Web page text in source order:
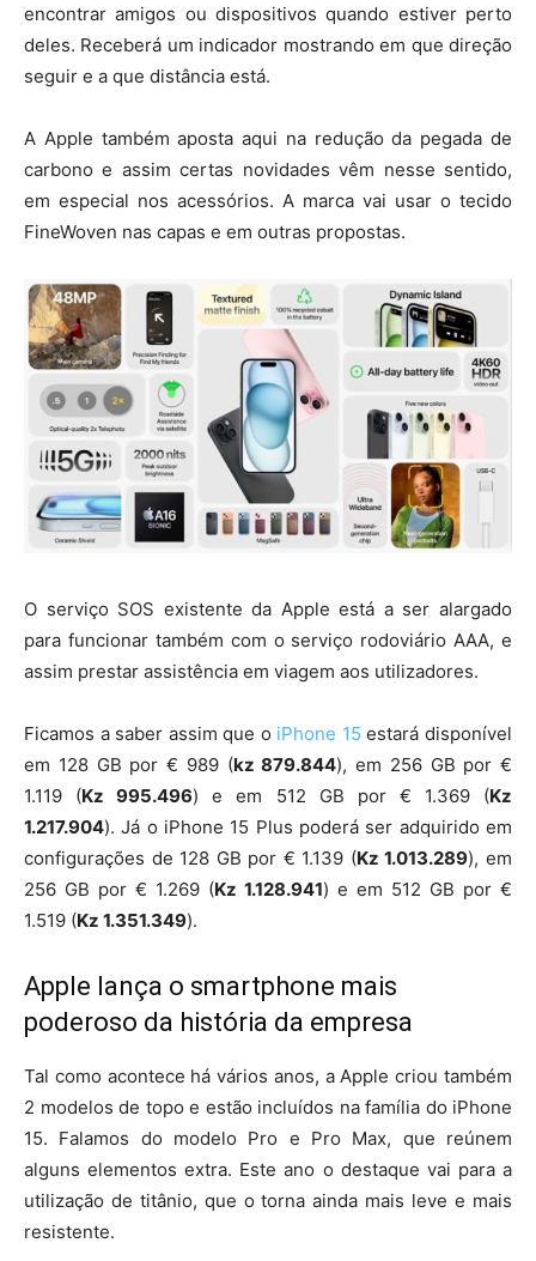
encontrar amigos ou dispositivos quando estiver perto
deles. Receberá um indicador mostrando em que direção
seguir e a que distância está.
A Apple também aposta aqui na redução da pegada de
carbono e assim certas novidades vêm nesse sentido,
em especial nos acessórios. A marca vai usar o tecido
FineWoven nas capas e em outras propostas.
O serviço SOS existente da Apple está a ser alargado
para funcionar também com o serviço rodoviário AAA, e
assim prestar assistência em viagem aos utilizadores.
Ficamos a saber assim que o iPhone 15 estará disponível
em 128 GB por € 989 (kz 879.844), em 256 GB por €
1.119 (Kz 995.496) e em 512 GB por € 1.369 (Kz
1.217.904). Já o iPhone 15 Plus poderá ser adquirido em
configurações de 128 GB por € 1.139 (Kz 1.013.289), em
256 GB por € 1.269 (Kz 1.128.941) e em 512 GB por €
1.519 (Kz 1.351.349).
Apple lança o smartphone mais
poderoso da história da empresa
Tal como acontece há vários anos, a Apple criou também
2 modelos de topo e estão incluídos na família do iPhone
15. Falamos do modelo Pro e Pro Max, que reúnem
alguns elementos extra. Este ano o destaque vai para a
utilização de titânio, que o torna ainda mais leve e mais
resistente.